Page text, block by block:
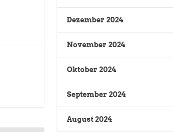
Dezember 2024
November 2024
Oktober 2024
September 2024
August 2024